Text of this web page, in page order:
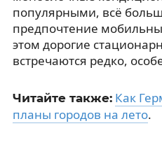
популярными, всё
предпочтение
этом дорогие
встречаются редко,
Читайте также: Как
планы городов на лето.